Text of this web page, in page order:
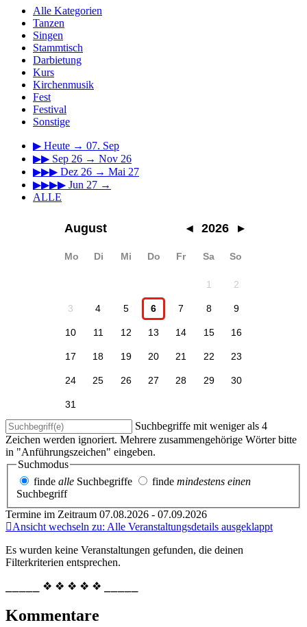
Alle Kategorien
Tanzen
Singen
Stammtisch
Darbietung
Kurs
Kirchenmusik
Fest
Festival
Sonstige
▶ Heute → 07. Sep
▶▶ Sep 26 → Nov 26
▶▶▶ Dez 26 → Mai 27
▶▶▶▶ Jun 27 →
ALLE
August ◂ 2026 ▸
Mo Di Mi Do Fr Sa So
1 2
3 4 5 6 7 8 9
10 11 12 13 14 15 16
17 18 19 20 21 22 23
24 25 26 27 28 29 30
31
Suchbegriffe mit weniger als 4
Zeichen werden ignoriert. Mehrere zusammengehörige Wörter bitte
in "Anführungszeichen" eingeben.
Suchmodus
finde alle Suchbegriffe finde mindestens einen
Suchbegriff
Termine im Zeitraum 07.08.2026 - 07.09.2026
Ansicht wechseln zu: Alle Veranstaltungsdetails ausgeklappt
Es wurden keine Veranstaltungen gefunden, die deinen
Filterkriterien entsprechen.
⎯⎯⎯⎯⎯ ❖ ❖ ❖ ❖ ❖ ⎯⎯⎯⎯⎯
Kommentare